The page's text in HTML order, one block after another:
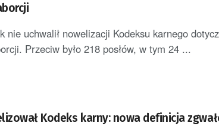
nie uchwalił nowelizacji Kodeksu karnego
Przeciw było 218 posłów, w tym 24 ...
Kodeks karny: nowa definicja